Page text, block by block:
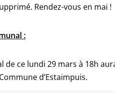
Rendez-vous en mai !
:
de ce lundi 29 mars à 18h
d’Estaimpuis.